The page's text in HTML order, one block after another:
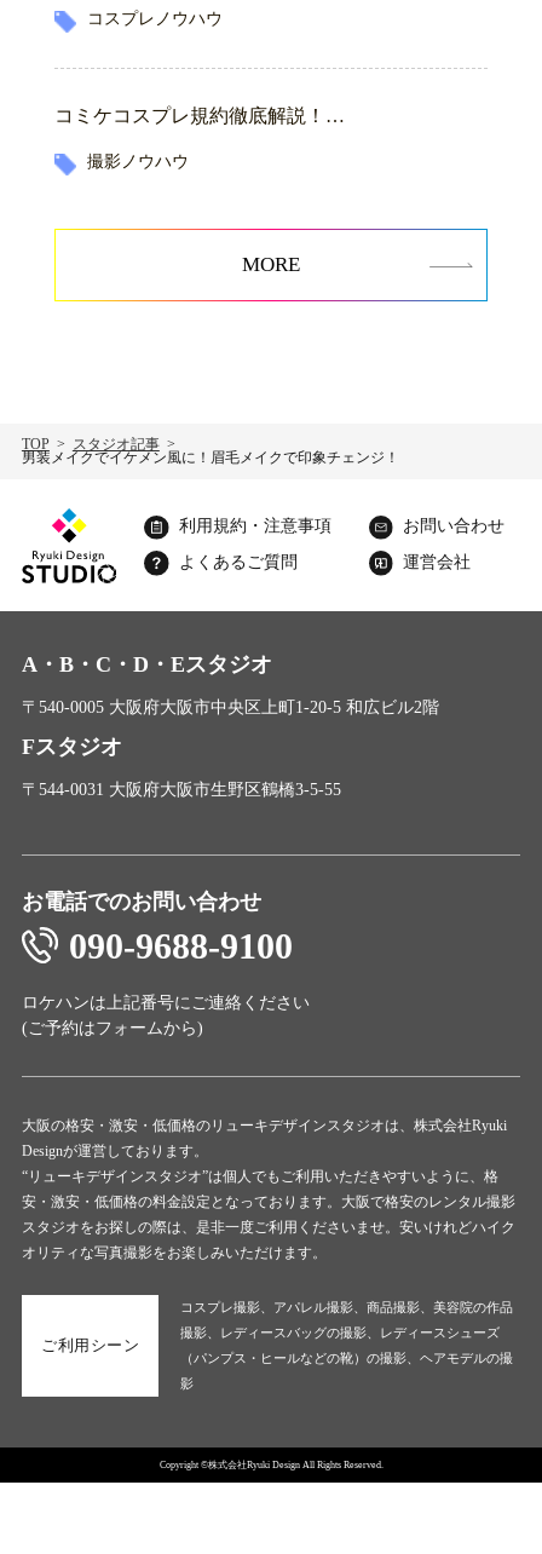
コスプレノウハウ
コミケコスプレ規約徹底解説！…
撮影ノウハウ
MORE
TOP スタジオ記事
男装メイクでイケメン風に！眉毛メイクで印象チェンジ！
利用規約・注意事項
よくあるご質問
お問い合わせ
運営会社
A・B・C・D・Eスタジオ
〒540-0005 大阪府大阪市中央区上町1-20-5 和広ビル2階
Fスタジオ
〒544-0031 大阪府大阪市生野区鶴橋3-5-55
お電話でのお問い合わせ
090-9688-9100
ロケハンは上記番号にご連絡ください
(ご予約はフォームから)
大阪の格安・激安・低価格のリューキデザインスタジオは、株式会社Ryuki
Designが運営しております。
“リューキデザインスタジオ”は個人でもご利用いただきやすいように、格
安・激安・低価格の料金設定となっております。大阪で格安のレンタル撮影
スタジオをお探しの際は、是非一度ご利用くださいませ。安いけれどハイク
オリティな写真撮影をお楽しみいただけます。
ご利用シーン
コスプレ撮影、アパレル撮影、商品撮影、美容院の作品
撮影、レディースバッグの撮影、レディースシューズ
（パンプス・ヒールなどの靴）の撮影、ヘアモデルの撮
影
Copyright ©株式会社Ryuki Design All Rights Reserved.